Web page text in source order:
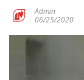
Admin
06/25/2020